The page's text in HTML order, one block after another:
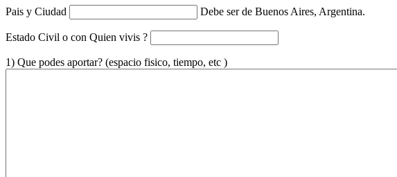
Pais y Ciudad Debe ser de Buenos Aires, Argentina.
Estado Civil o con Quien vivis ?
1) Que podes aportar? (espacio fisico, tiempo, etc )